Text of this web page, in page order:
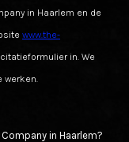
in Haarlem en de
www.the-
in. We
werken.
in Haarlem?